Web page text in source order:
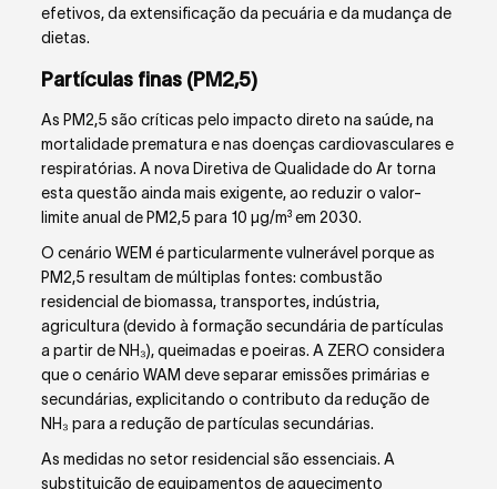
efetivos, da extensificação da pecuária e da mudança de
dietas.
Partículas finas (PM2,5)
As PM2,5 são críticas pelo impacto direto na saúde, na
mortalidade prematura e nas doenças cardiovasculares e
respiratórias. A nova Diretiva de Qualidade do Ar torna
esta questão ainda mais exigente, ao reduzir o valor-
limite anual de PM2,5 para 10 µg/m³ em 2030.
O cenário WEM é particularmente vulnerável porque as
PM2,5 resultam de múltiplas fontes: combustão
residencial de biomassa, transportes, indústria,
agricultura (devido à formação secundária de partículas
a partir de NH₃), queimadas e poeiras. A ZERO considera
que o cenário WAM deve separar emissões primárias e
secundárias, explicitando o contributo da redução de
NH₃ para a redução de partículas secundárias.
As medidas no setor residencial são essenciais. A
substituição de equipamentos de aquecimento